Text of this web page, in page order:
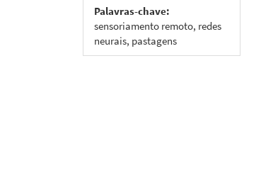
Palavras-chave:
sensoriamento remoto, redes
neurais, pastagens